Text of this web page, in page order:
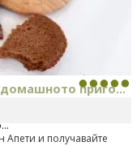
домашното приго...
на изцяло нов
и получавайте